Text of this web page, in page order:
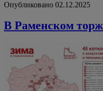
Опубликовано 02.12.2025
В Раменском